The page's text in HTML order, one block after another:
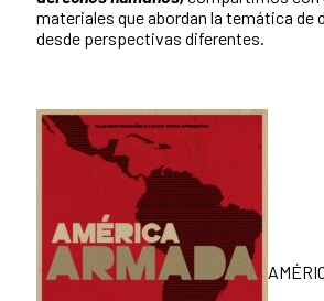
materiales que abordan la temática de
desde perspectivas diferentes.